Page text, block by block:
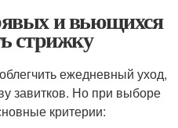
и вьющихся
стрижку
ежедневный уход,
завитков. Но при выборе
критерии: